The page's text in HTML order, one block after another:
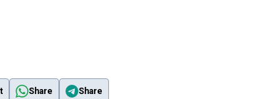
Share Share